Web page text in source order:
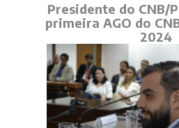
Presidente do CNB/
primeira AGO do
2024